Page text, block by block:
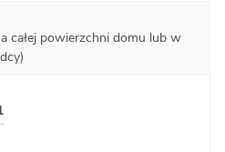
całej powierzchni domu lub w